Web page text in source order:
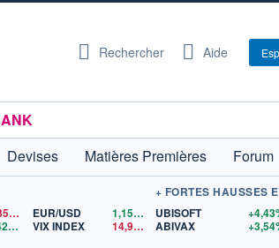
Rechercher Aide
Devises Matières Premières
Forum
82,35
$US
4 342,26 $US
EUR/USD 1,1559
$US
VIX INDEX
14,90$US
UBISOFT
ABIVAX